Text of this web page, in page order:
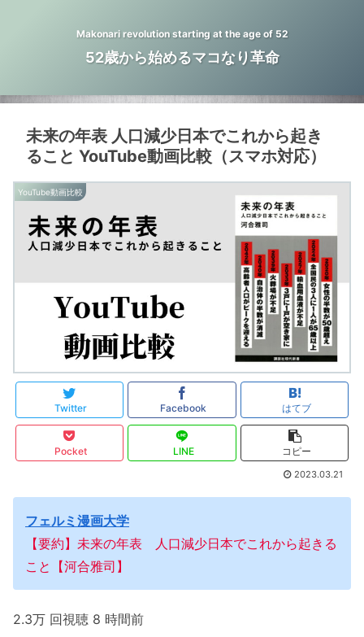
Makonari revolution starting at the age of 52
52歳から始めるマコなり革命
未来の年表 人口減少日本でこれから起き
ること YouTube動画比較（スマホ対応）
YouTube動画比較
Twitter Facebook はてブ
Pocket LINE コピー
2023.03.21
フェルミ漫画大学
【要約】未来の年表 人口減少日本でこれから起きる
こと【河合雅司】
2.3万 回視聴 8 時間前